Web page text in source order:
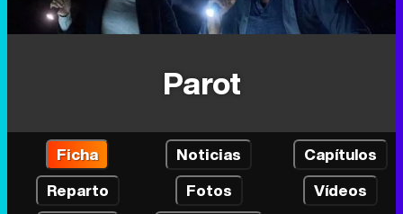
Parot
Ficha Noticias
Capítulos
Reparto
Fotos
Vídeos